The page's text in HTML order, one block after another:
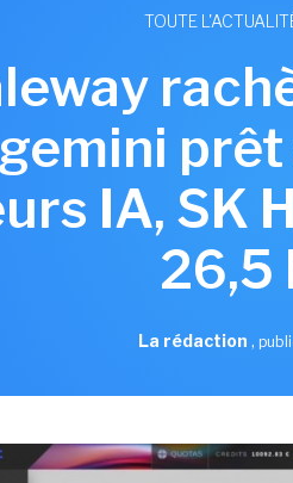
TOUTE
IA, SK
26,5
La rédaction ,